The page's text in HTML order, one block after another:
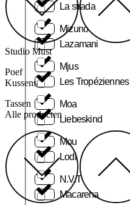
Mizuno
Mjus
Moa
Mou
N.V.T
La strada
Lazamani
Les Tropéziennes
Liebeskind
Lodi
Macarena
Studio Must
Poef
Kussens
Tassen
Alle producten